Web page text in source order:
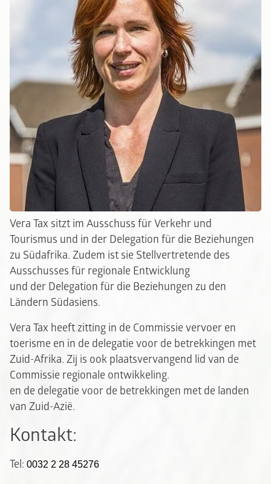
Vera Tax sitzt im Ausschuss für Verkehr und
Tourismus und in der Delegation für die Beziehungen
zu Südafrika. Zudem ist sie Stellvertretende des
Ausschusses für regionale Entwicklung
und der Delegation für die Beziehungen zu den
Ländern Südasiens.
Vera Tax heeft zitting in de Commissie vervoer en
toerisme en in de delegatie voor de betrekkingen met
Zuid-Afrika. Zij is ook plaatsvervangend lid van de
Commissie regionale ontwikkeling.
en de delegatie voor de betrekkingen met de landen
van Zuid-Azië.
Kontakt:
Tel: 0032 2 28 45276